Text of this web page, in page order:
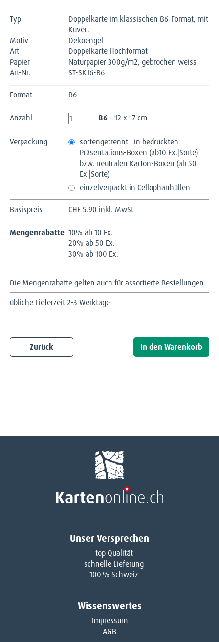
Typ
Doppelkarte im klassischen B6-Format, mit
Kuvert
Motiv
Dekoengel
Art
Doppelkarte Hochformat
Papier
Naturpapier 300g/m2, gebrochen weiss
Art-Nr.
ST-SK16-B6
Format B6
Anzahl B6 - 12 x 17 cm
Verpackung
sortengetrennt | in bedruckten
Präsentations-Boxen (ab10 Ex.|Sorte)
bzw. neutralen Karton-Boxen (ab 50
Ex.|Sorte)
einzelverpackt in Cellophanhüllen
Basispreis CHF5.90 inkl. MwSt
Mengenrabatte 10% ab 10 Ex.
20% ab 50 Ex.
30% ab 100 Ex.
Die Mengenrabatte gelten auch für assortierte Bestellungen
übliche Lieferzeit 2-3 Werktage
Zurück
Unser Versprechen
top Qualität
schnelle Lieferung
100 % Schweiz
Wissenswertes
Impressum
AGB